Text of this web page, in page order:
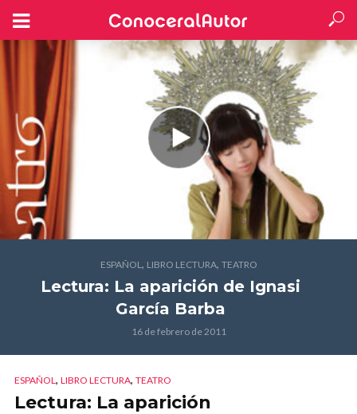
ESPAÑOL, LIBRO LECTURA, TEATRO
Lectura: La aparición de Ignasi
García Barba
16 de febrero de 2011
ESPAÑOL, LIBRO LECTURA, TEATRO
Lectura: La aparición